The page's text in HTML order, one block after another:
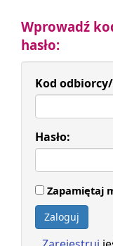
Wprowadź
hasło:
Kod
Hasło:
Zapamiętaj
Zaloguj